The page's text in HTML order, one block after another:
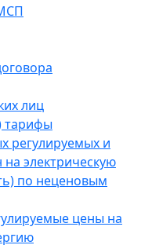
лиц
тарифы
регулируемых и
электрическую
по неценовым
цены на